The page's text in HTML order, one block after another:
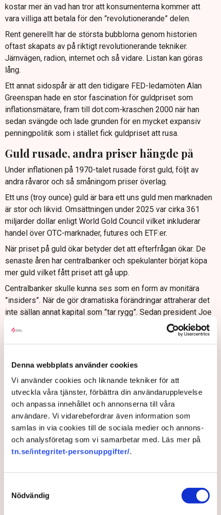
Denna webbplats använder cookies
Vi använder cookies och liknande tekniker för att
utveckla våra tjänster, förbättra din användarupplevelse
och anpassa innehållet och annonserna till våra
användare. Vi vidarebefordrar även information som
samlas in via cookies till de sociala medier och annons-
och analysföretag som vi samarbetar med. Läs mer på
tn.se/integritet-personuppgifter/.
Nödvändig
kostar mer än vad han tror att konsumenterna kommer att
vara villiga att betala för den ”revolutionerande” delen.
Rent generellt har de största bubblorna genom historien
oftast skapats av på riktigt revolutionerande tekniker.
Järnvägen, radion, internet och så vidare. Listan kan göras
lång.
Ett annat sidospår är att den tidigare FED-ledamöten Alan
Greenspan hade en stor fascination för guldpriset som
inflationsmätare, fram till dot.com-kraschen 2000 när han
sedan svängde och lade grunden för en mycket expansiv
penningpolitik som i stället fick guldpriset att rusa.
Guld rusade, andra priser hängde på
Under inflationen på 1970-talet rusade först guld, följt av
andra råvaror och så småningom priser överlag.
Ett uns (troy ounce) guld är bara ett uns guld men marknaden
är stor och likvid. Omsättningen under 2025 var cirka 361
miljarder dollar enligt World Gold Council vilket inkluderar
handel över OTC-marknader, futures och ETF:er.
När priset på guld ökar betyder det att efterfrågan ökar. De
senaste åren har centralbanker och spekulanter börjat köpa
mer guld vilket fått priset att gå upp.
Centralbanker skulle kunna ses som en form av monitära
”insiders”. När de gör dramatiska förändringar attraherar det
inte sällan annat kapital som ”tar rygg”. Sedan president Joe
Biden 2022 valde att frysa Rysslands tillgångar och stänga
ute dem ur banksystemet har flera centralbanker runtom i
världen accelererat sina köp av guld.
Och det handlar inte bara om USA-konkurrenter som
Ryssland, Kina och flera länder i Mellanöstern. Det är också
många mer neutrala spelare som exempelvis Indien, Polen
och Tjeckien.
Ekonomer i Tyskland har också rekommenderat att man
kanske bordekräva hem sin guldreservsom just nu befinner
sig i USA.
De mest tydliga exemplen på att röra sig bort från dollarn och
– Centralbanker säljer dollar och köper guld. Det amerikanska
budgetunderskottet är just nu 7 procent och det är en väldigt